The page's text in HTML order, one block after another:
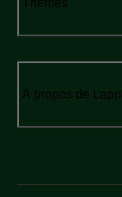
À propos de